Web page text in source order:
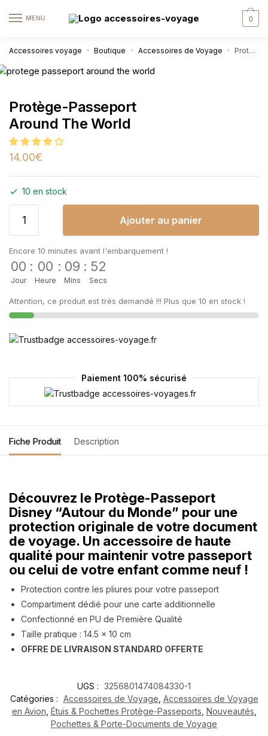
MENU 0
Accessoires voyage » Boutique » Accessoires de Voyage » Protège-Passeport Around The World
Protège-Passeport
Around The World
14.00€
10 en stock
Ajouter au panier
Encore 10 minutes avant l'embarquement !
00
Jour
: 00
Heure
: 09
Mins
: 52
Secs
Attention, ce produit est très demandé !!! Plus que 10 en stock !
Paiement 100% sécurisé
Fiche Produit Description
Découvrez le Protège-Passeport
Disney “Autour du Monde” pour une
protection originale de votre document
de voyage. Un accessoire de haute
qualité pour maintenir votre passeport
ou celui de votre enfant comme neuf !
Protection contre les pliures pour votre passeport
Compartiment dédié pour une carte additionnelle
Confectionné en PU de Première Qualité
Taille pratique : 14.5 x 10 cm
OFFRE DE LIVRAISON STANDARD OFFERTE
UGS : 3256801474084330-1
Catégories : Accessoires de Voyage Accessoires de Voyage
en Avion Étuis & Pochettes Protège-Passeports Nouveautés
Pochettes & Porte-Documents de Voyage